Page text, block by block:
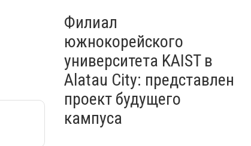
Филиал
южнокорейского
университета KAIST в
Alatau City: представлен
проект будущего
кампуса